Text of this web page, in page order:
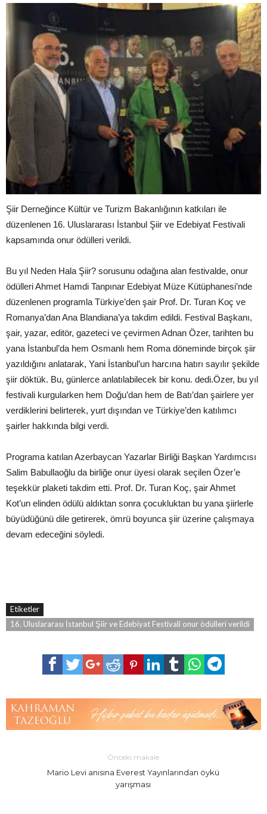
Şiir Derneğince Kültür ve Turizm Bakanlığının katkıları ile
düzenlenen 16. Uluslararası İstanbul Şiir ve Edebiyat Festivali
kapsamında onur ödülleri verildi.
Bu yıl Neden Hala Şiir? sorusunu odağına alan festivalde, onur
ödülleri Ahmet Hamdi Tanpınar Edebiyat Müze Kütüphanesi’nde
düzenlenen programla Türkiye’den şair Prof. Dr. Turan Koç ve
Romanya’dan Ana Blandiana’ya takdim edildi. Festival Başkanı,
şair, yazar, editör, gazeteci ve çevirmen Adnan Özer, tarihten bu
yana İstanbul’da hem Osmanlı hem Roma döneminde birçok şiir
yazıldığını anlatarak, Yani İstanbul’un harcına hatırı sayılır şekilde
şiir döktük. Bu, günlerce anlatılabilecek bir konu. dedi.Özer, bu yıl
festivali kurgularken hem Doğu’dan hem de Batı’dan şairlere yer
verdiklerini belirterek, yurt dışından ve Türkiye’den katılımcı
şairler hakkında bilgi verdi.
Programa katılan Azerbaycan Yazarlar Birliği Başkan Yardımcısı
Salim Babullaoğlu da birliğe onur üyesi olarak seçilen Özer’e
teşekkür plaketi takdim etti. Prof. Dr. Turan Koç, şair Ahmet
Kot’un elinden ödülü aldıktan sonra çocukluktan bu yana şiirlerle
büyüdüğünü dile getirerek, ömrü boyunca şiir üzerine çalışmaya
devam edeceğini söyledi.
Etiketler
16. Uluslararası İstanbul Şiir ve Edebiyat Festivali onur ödülleri verildi
Önceki makale
Mario Levi anısına Everest Yayınlarından öykü
yarışması